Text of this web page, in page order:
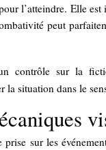
l’atteindre. Elle
peut
contrôle sur la
la situation dans le
prise sur les